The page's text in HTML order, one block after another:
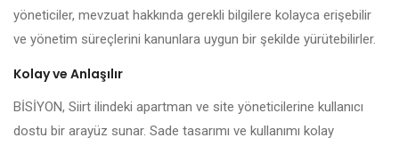
yöneticiler, mevzuat hakkında gerekli bilgilere kolayca erişebilir
ve yönetim süreçlerini kanunlara uygun bir şekilde yürütebilirler.
Kolay ve Anlaşılır
BİSİYON, Siirt ilindeki apartman ve site yöneticilerine kullanıcı
dostu bir arayüz sunar. Sade tasarımı ve kullanımı kolay